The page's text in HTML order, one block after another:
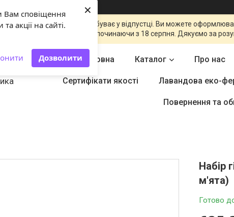
Вам сповіщення
акції на сайті.
Дозволити
×
серпня наша команда перебуває у відпустці. Ви можете
оброблені починаючи з 18 серпня. Дякуємо за
Головна Каталог Про нас
Сертифікати якості Лавандова еко-
Повернення та
Набір
м'ята)
Готово